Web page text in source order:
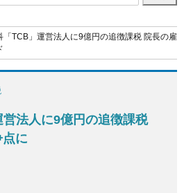
「TCB」運営法人に9億円の追徴課税 院長の雇
営法人に9億円の追徴課税
に